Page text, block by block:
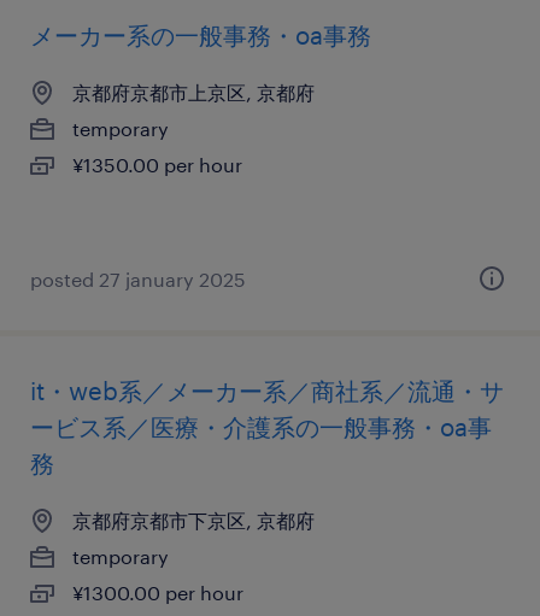
メーカー系の一般事務・oa事務
京都府京都市上京区, 京都府
temporary
¥1350.00 per hour
posted 27 january 2025
it・web系／メーカー系／商社系／流通・サ
ービス系／医療・介護系の一般事務・oa事
務
京都府京都市下京区, 京都府
temporary
¥1300.00 per hour